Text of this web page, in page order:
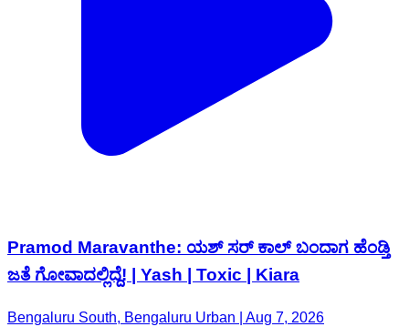
Pramod Maravanthe: ಯಶ್‌ ಸರ್‌ ಕಾಲ್‌ ಬಂದಾಗ ಹೆಂಡ್ತಿ
ಜತೆ ಗೋವಾದಲ್ಲಿದ್ದೆ! | Yash | Toxic | Kiara
Bengaluru South, Bengaluru Urban | Aug 7, 2026